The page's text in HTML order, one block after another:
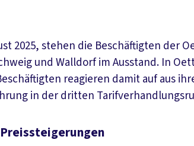
2025, stehen die Beschäftigten der
und Walldorf im Ausstand. In
reagieren damit auf aus
in der dritten